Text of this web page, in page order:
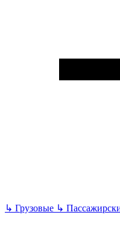
↳ Грузовые ↳